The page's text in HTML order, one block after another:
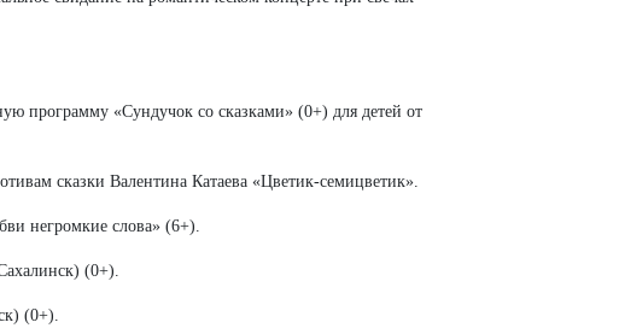
программу «Сундучок со сказками» (0+) для детей от
сказки Валентина Катаева «Цветик-семицветик».
негромкие слова» (6+).
(0+).
(0+).